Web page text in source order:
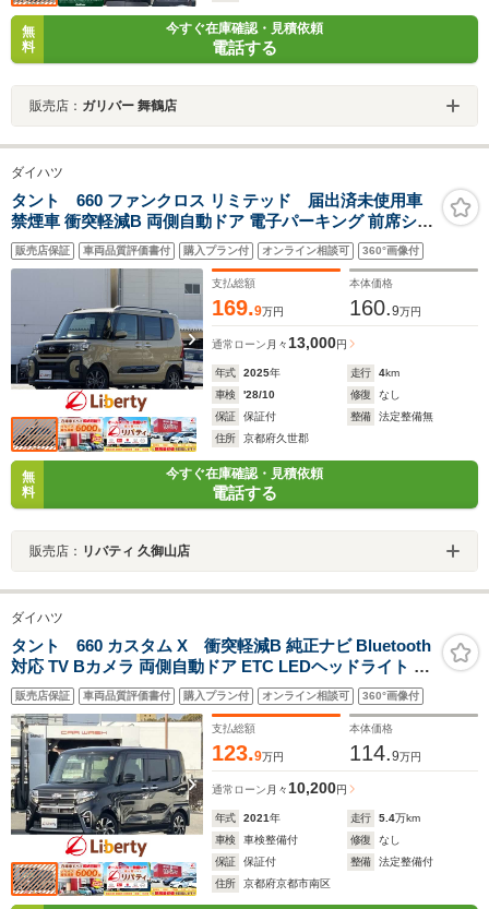
無
料
今すぐ在庫確認・見積依頼
電話する
販売店： ガリバー 舞鶴店
ダイハツ
タント 660 ファンクロス リミテッド 届出済未使用車
禁煙車 衝突軽減B 両側自動ドア 電子パーキング 前席シー
トヒーター アダプティブクルーズコントロール LEDヘッ
ドライト フォグライト スマートキー アイドリングストッ
プ 純正アルミホイール
販売店保証 車両品質評価書付 購入プラン付 オンライン相談可 360°画像付
支払総額
169.9万円
本体価格
160.9万円
通常ローン 月々 13,000円
年式 2025年 走行 4km
車検
'28/10 修復
なし
保証
保証付 整備
法定整備無
住所
京都府久世郡
無
料
今すぐ在庫確認・見積依頼
電話する
販売店： リバティ 久御山店
ダイハツ
タント 660 カスタム X 衝突軽減B 純正ナビ Bluetooth
対応 TV Bカメラ 両側自動ドア ETC LEDヘッドライト フ
ォグライト スマートキー プッシュスタート アイドリング
ストップ ステアリングスイッチ 純正アルミホイール
販売店保証 車両品質評価書付 購入プラン付 オンライン相談可 360°画像付
支払総額
123.9万円
本体価格
114.9万円
通常ローン 月々 10,200円
年式 2021年 走行 5.4万km
車検
車検整備付 修復
なし
保証
保証付 整備
法定整備付
住所
京都府京都市南区